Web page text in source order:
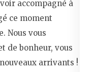
accompagné à
ce moment
Nous vous
de bonheur, vous
arrivants !